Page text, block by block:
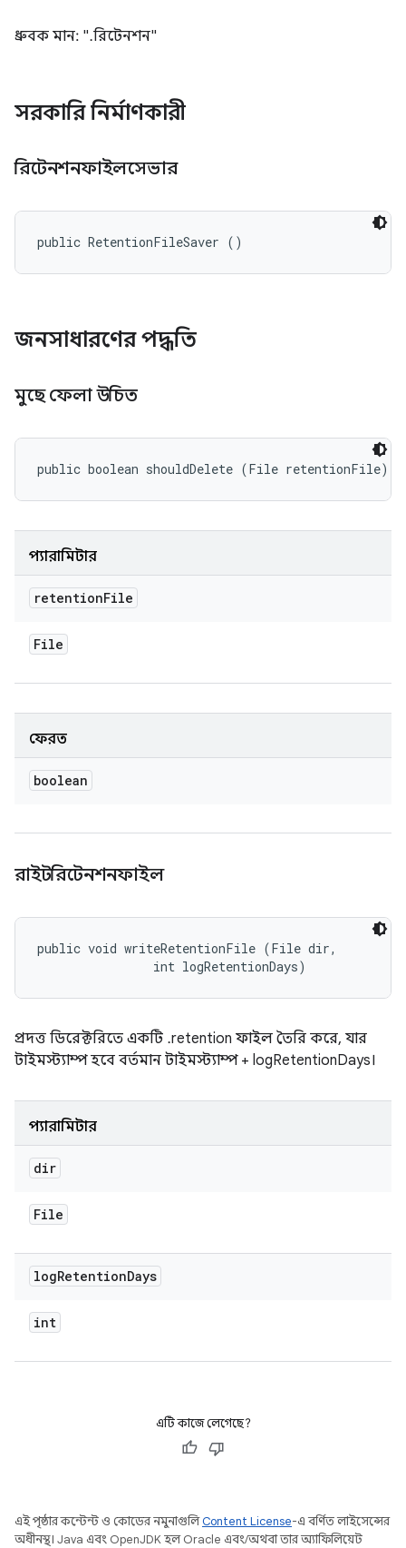
ধ্রুবক মান: ".রিটেনশন"
সরকারি নির্মাণকারী
রিটেনশনফাইলসেভার
public RetentionFileSaver ()
জনসাধারণের পদ্ধতি
মুছে ফেলা উচিত
public boolean shouldDelete (File retentionFile)
প্যারামিটার
retentionFile
File
ফেরত
boolean
রাইটরিটেনশনফাইল
public void writeRetentionFile (File dir,
                int logRetentionDays)
প্রদত্ত ডিরেক্টরিতে একটি .retention ফাইল তৈরি করে, যার
টাইমস্ট্যাম্প হবে বর্তমান টাইমস্ট্যাম্প + logRetentionDays।
প্যারামিটার
dir
File
logRetentionDays
int
এটি কাজে লেগেছে?
এই পৃষ্ঠার কন্টেন্ট ও কোডের নমুনাগুলিContent License-এ বর্ণিত লাইসেন্সের
অধীনস্থ। Java এবং OpenJDK হল Oracle এবং/অথবা তার অ্যাফিলিয়েট